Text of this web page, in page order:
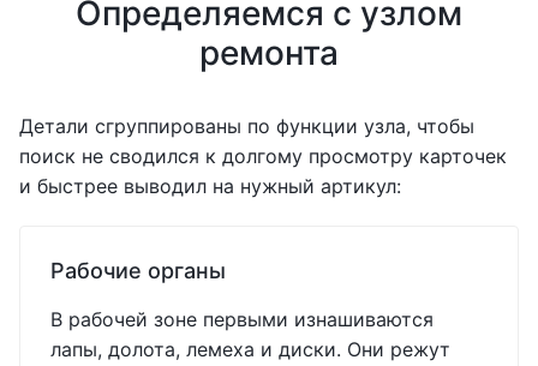
Определяемся с узлом
ремонта
Детали сгруппированы по функции узла, чтобы
поиск не сводился к долгому просмотру карточек
и быстрее выводил на нужный артикул:
Рабочие органы
В рабочей зоне первыми изнашиваются
лапы, долота, лемеха и диски. Они режут